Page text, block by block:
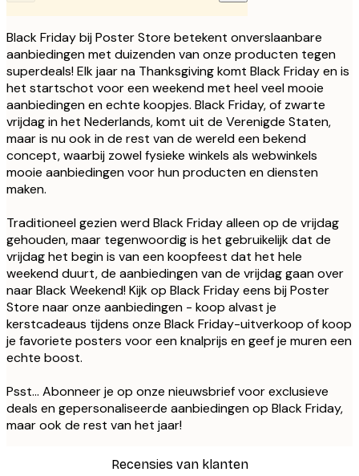
Black Friday bij Poster Store betekent onverslaanbare
aanbiedingen met duizenden van onze producten tegen
superdeals!Elk jaar na Thanksgiving komt Black Fridayen is
het startschot voor een weekend met heel veel mooie
aanbiedingen en echte koopjes. Black Friday, of zwarte
vrijdag in het Nederlands, komt uit de Verenigde Staten,
maar is nu ook in de rest van de wereld een bekend
concept, waarbij zowel fysieke winkels als webwinkels
mooie aanbiedingen voor hun producten en diensten
maken.
Traditioneel gezien werd Black Friday alleen op de vrijdag
gehouden, maar tegenwoordig is het gebruikelijk dat de
vrijdag het begin is van een koopfeest dat het hele
weekend duurt, de aanbiedingen van de vrijdag gaan over
naar Black Weekend! Kijk op Black Friday eens bij Poster
Store naar onze aanbiedingen - koop alvast je
kerstcadeaus tijdens onze Black Friday-uitverkoop of koop
je favoriete posters voor een knalprijs en geef je muren een
echte boost.
Psst... Abonneer je op onze nieuwsbrief voor exclusieve
deals en gepersonaliseerde aanbiedingen op Black Friday,
maar ook de rest van het jaar!
Recensies van klanten